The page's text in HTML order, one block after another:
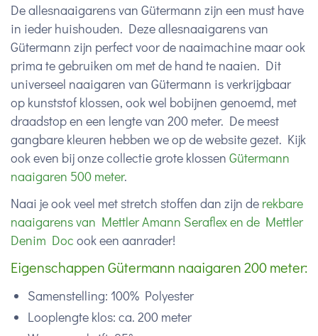
De allesnaaigarens van Gütermann zijn een must have
in ieder huishouden. Deze allesnaaigarens van
Gütermann zijn perfect voor de naaimachine maar ook
prima te gebruiken om met de hand te naaien. Dit
universeel naaigaren van Gütermann is verkrijgbaar
op kunststof klossen, ook wel bobijnen genoemd, met
draadstop en een lengte van 200 meter. De meest
gangbare kleuren hebben we op de website gezet. Kijk
ook even bij onze collectie grote klossen Gütermann
naaigaren 500 meter.
Naai je ook veel met stretch stoffen dan zijn de rekbare
naaigarens van Mettler Amann Seraflex en de Mettler
Denim Doc ook een aanrader!
Eigenschappen Gütermann naaigaren 200 meter:
Samenstelling: 100% Polyester
Looplengte klos: ca. 200 meter